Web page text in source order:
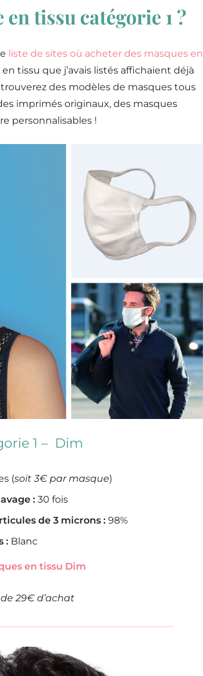
tissu catégorie 1 ?
liste de sites où acheter des masques en
tissu que j’avais listés affichaient déjà
des modèles de masques tous
imprimés originaux, des masques
personnalisables !
1 – Dim
(soit 3€ par masque)
:30 fois
de 3 microns : 98%
:Blanc
en tissu Dim
29€ d’achat